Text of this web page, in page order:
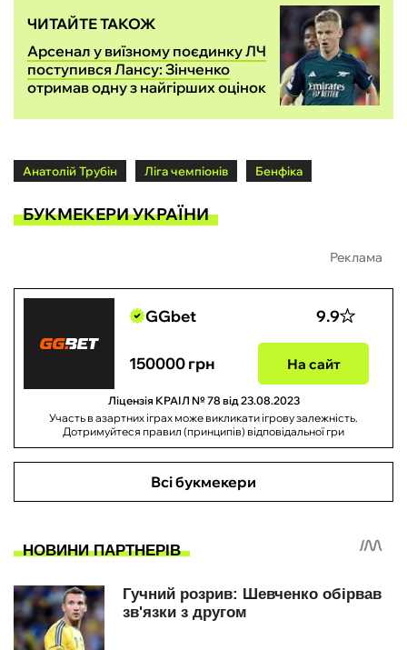
ЧИТАЙТЕ ТАКОЖ
Арсенал у виїзному поєдинку ЛЧ
поступився Лансу: Зінченко
отримав одну з найгірших оцінок
Анатолій Трубін Ліга чемпіонів Бенфіка
БУКМЕКЕРИ УКРАЇНИ
Реклама
GGbet 9.9
150000 грн На сайт
Ліцензія КРАІЛ № 78 від 23.08.2023
Участь в азартних іграх може викликати ігрову залежність.
Дотримуйтеся правил (принципів) відповідальної гри
Всі букмекери